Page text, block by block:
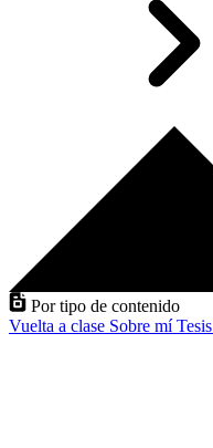
Por tipo de contenido
Vuelta a clase Sobre míTesis